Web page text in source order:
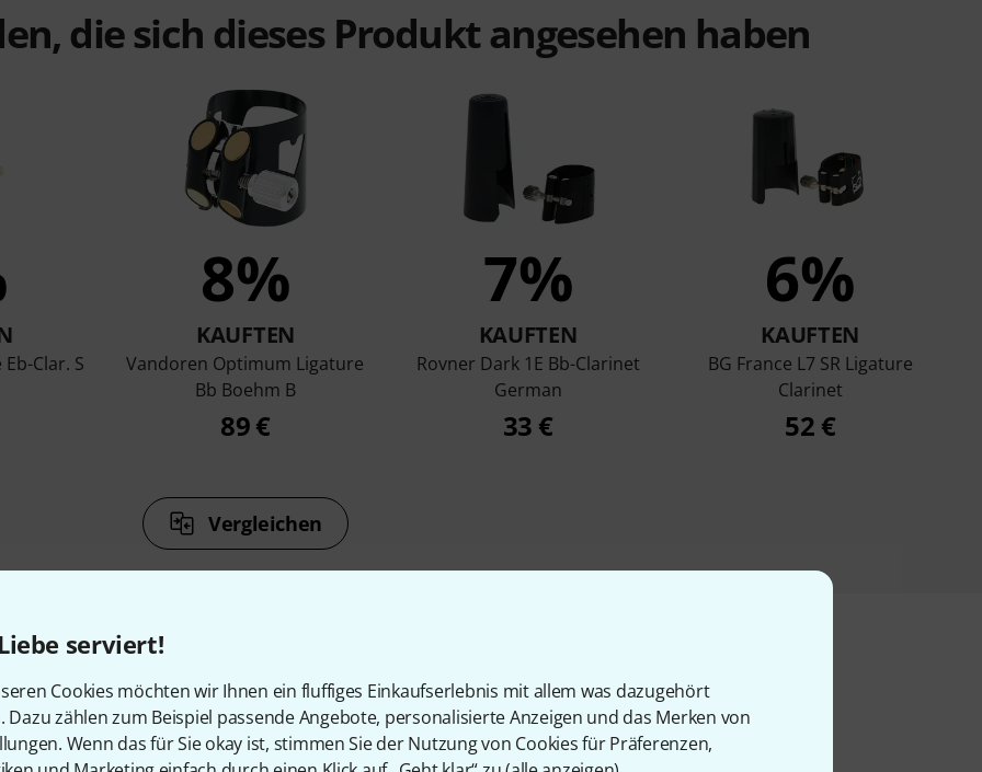
serviert!
Cookies möchten wir Ihnen ein fluffiges Einkaufserlebnis mit allem was dazugehört
Dazu zählen zum Beispiel passende Angebote, personalisierte Anzeigen und das Merken von
Wenn das für Sie okay ist, stimmen Sie der Nutzung von Cookies für Präferenzen,
die sich dieses Produkt angesehen haben
Clar. S
8%
KAUFTEN
Vandoren Optimum Ligature
Bb Boehm B
89 €
7%
KAUFTEN
Rovner Dark 1E Bb-Clarinet
German
33 €
6%
KAUFTEN
BG France L7 SR Ligature
Clarinet
52 €
Vergleichen
& passende Artikel